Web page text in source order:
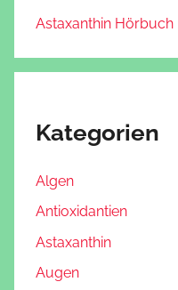
Astaxanthin Hörbuch
Kategorien
Algen
Antioxidantien
Astaxanthin
Augen